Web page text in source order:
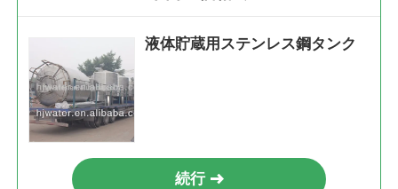
液体貯蔵用ステンレス鋼タンク
続行